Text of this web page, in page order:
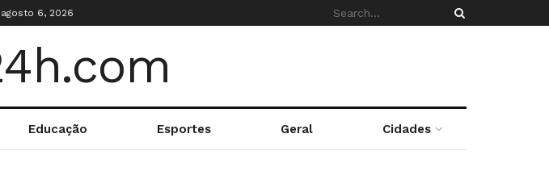
6, 2026
Educação Esportes Geral Cidades